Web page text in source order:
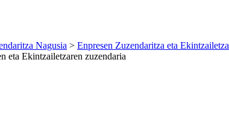
Nagusia > Enpresen Zuzendaritza eta Ekintzailetza
eta Ekintzailetzaren zuzendaria